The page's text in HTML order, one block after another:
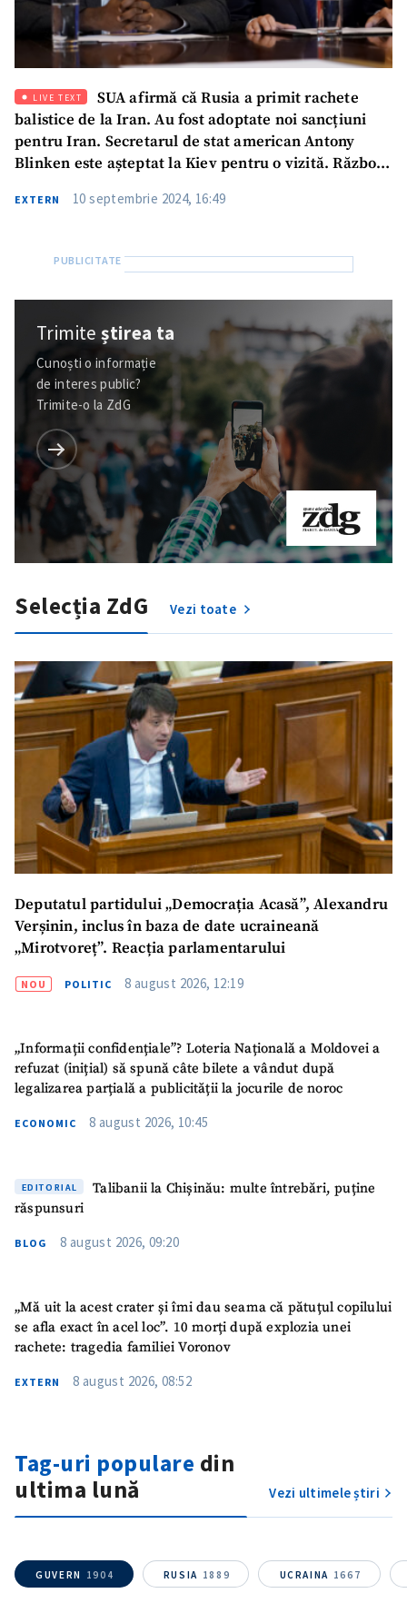
LIVE TEXT
SUA afirmă că Rusia a primit rachete
balistice de la Iran. Au fost adoptate noi sancțiuni
pentru Iran. Secretarul de stat american Antony
Blinken este așteptat la Kiev pentru o vizită. Război
EXTERN 10 septembrie 2024, 16:49
Trimiteștirea ta
Cunoști o informație
de interes public?
Trimite-o la ZdG
Selecția ZdG Vezi toate
Deputatul partidului „Democrația Acasă”, Alexandru
Verșinin, inclus în baza de date ucraineană
„Mirotvoreț”. Reacția parlamentarului
NOU POLITIC 8 august 2026, 12:19
„Informații confidențiale”? Loteria Națională a Moldovei a
refuzat (inițial) să spună câte bilete a vândut după
legalizarea parțială a publicității la jocurile de noroc
ECONOMIC 8 august 2026, 10:45
EDITORIAL
Talibanii la Chișinău: multe întrebări, puține
răspunsuri
BLOG 8 august 2026, 09:20
„Mă uit la acest crater și îmi dau seama că pătuțul copilului
se afla exact în acel loc”. 10 morți după explozia unei
rachete: tragedia familiei Voronov
EXTERN 8 august 2026, 08:52
Tag-uri populare din
ultima lună
Vezi ultimele știri
GUVERN 1904 RUSIA 1889 UCRAINA 1667